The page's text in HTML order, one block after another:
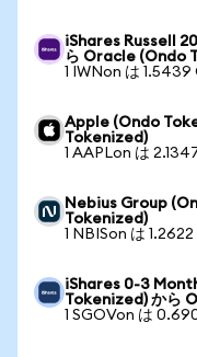
iShares Russell
ら Oracle (Ondo
1 IWNon は
Apple (Ondo
Tokenized)
1 AAPLon は
Nebius Group
Tokenized)
1 NBISon は
iShares 0-3
Tokenized) から
1 SGOVon は